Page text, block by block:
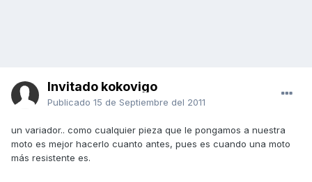
Invitado kokovigo
Publicado 15 de Septiembre del 2011
un variador.. como cualquier pieza que le pongamos a nuestra
moto es mejor hacerlo cuanto antes, pues es cuando una moto
más resistente es.